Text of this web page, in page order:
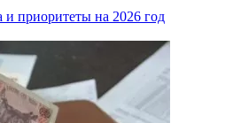
и приоритеты на 2026 год